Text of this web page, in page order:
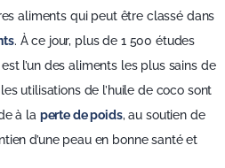
aliments qui peut être classé dans
. À ce jour, plus de 1 500 études
l’un des aliments les plus sains de
utilisations de l’huile de coco sont
à la perte de poids, au soutien de
d’une peau en bonne santé et